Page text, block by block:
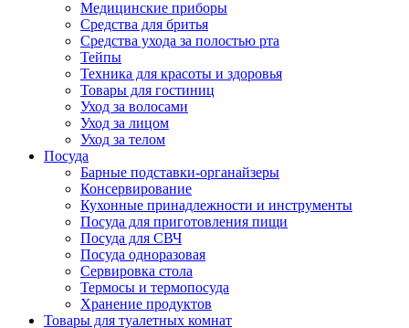
Медицинские приборы
Средства для бритья
Средства ухода за полостью рта
Тейпы
Техника для красоты и здоровья
Товары для гостиниц
Уход за волосами
Уход за лицом
Уход за телом
Посуда
Барные подставки-органайзеры
Консервирование
Кухонные принадлежности и инструменты
Посуда для приготовления пищи
Посуда для СВЧ
Посуда одноразовая
Сервировка стола
Термосы и термопосуда
Хранение продуктов
Товары для туалетных комнат